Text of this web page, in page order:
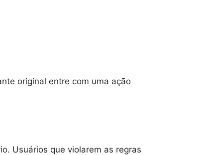
original entre com uma ação
Usuários que violarem as regras